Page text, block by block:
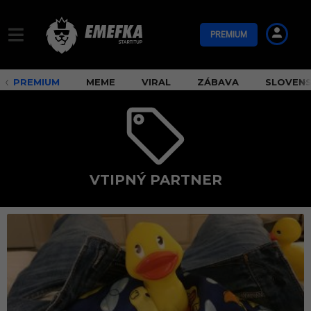
PREMIUM
PREMIUM MEME VIRAL ZÁBAVA
VTIPNÝ PARTNER
t
p